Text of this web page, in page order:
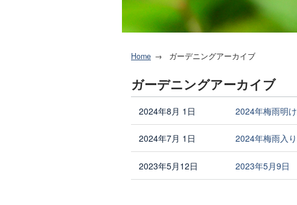
Home ガーデニングアーカイブ
ガーデニングアーカイブ
2024年8月 1日 2024年梅雨明け
2024年7月 1日 2024年梅雨入り
2023年5月12日 2023年5月9日